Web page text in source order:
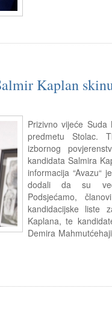
Kaplan
Prizivno vijeće
predmetu Stolac.
izbornog
kandidata Salmira
informacija “Avazu“
dodali da su
Podsjećamo,
kandidacijske liste
Kaplana, te
Demira